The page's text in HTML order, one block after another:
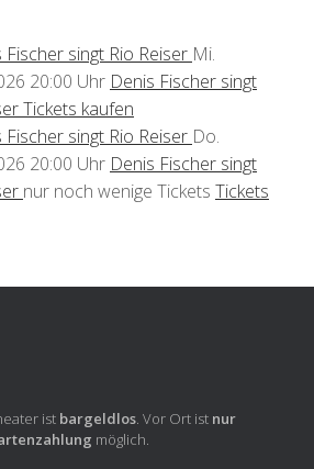
Mi.
20:00 Uhr Denis Fischer singt
Tickets kaufen
Do.
20:00 Uhr Denis Fischer singt
nur noch wenige Tickets Tickets
ist bargeldlos. Vor Ort ist nur
möglich.